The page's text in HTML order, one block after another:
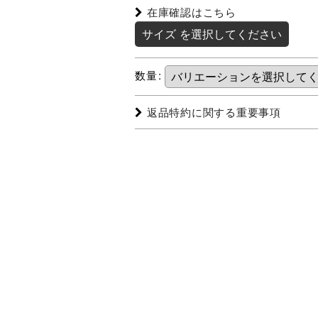
在庫確認はこちら
サイズ を選択してください
数量:
返品特約に関する重要事項